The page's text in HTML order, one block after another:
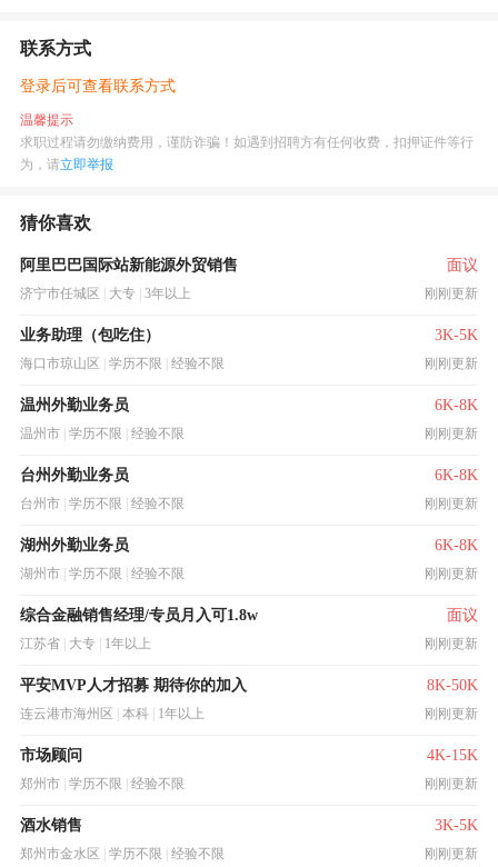
联系方式
登录后可查看联系方式
温馨提示
求职过程请勿缴纳费用，谨防诈骗！如遇到招聘方有任何收费，扣押证件等行
为，请立即举报
猜你喜欢
阿里巴巴国际站新能源外贸销售 面议
济宁市任城区 大专 3年以上 刚刚更新
业务助理（包吃住） 3K-5K
海口市琼山区 学历不限 经验不限 刚刚更新
温州外勤业务员 6K-8K
温州市 学历不限 经验不限 刚刚更新
台州外勤业务员 6K-8K
台州市 学历不限 经验不限 刚刚更新
湖州外勤业务员 6K-8K
湖州市 学历不限 经验不限 刚刚更新
综合金融销售经理/专员月入可1.8w 面议
江苏省 大专 1年以上 刚刚更新
平安MVP人才招募 期待你的加入 8K-50K
连云港市海州区 本科 1年以上 刚刚更新
市场顾问 4K-15K
郑州市 学历不限 经验不限 刚刚更新
酒水销售 3K-5K
郑州市金水区 学历不限 经验不限 刚刚更新